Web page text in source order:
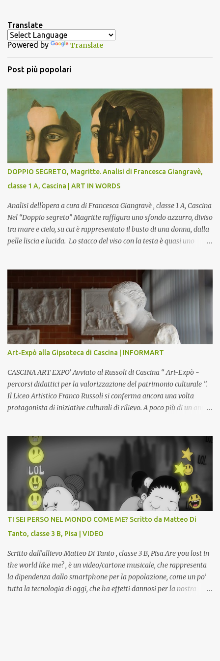
t
i
Translate
Powered by Translate
Post più popolari
DOPPIO SEGRETO, Magritte. Analisi di Francesca Giangravè,
classe 1 A, Cascina | ART IN WORDS
Analisi dell'opera a cura di Francesca Giangravè , classe 1 A, Cascina
Nel “Doppio segreto” Magritte raffigura uno sfondo azzurro, diviso
tra mare e cielo, su cui è rappresentato il busto di una donna, dalla
pelle liscia e lucida. Lo stacco del viso con la testa è quasi uno
un motivo che Magritte propone frequentemente nelle sue opere,
che in questo caso assumono un aspetto minaccioso, come se si
trattasse di un qualcosa di malinconico, sia per il colore che per la
consistenza del materiale. L’enigma che reca l’immagine, un volto
staccato, con uno sguardo fisso, il cui non si capisce se esso è un
uomo una donna, con l’espressione rigida. Magritte, il maestro
dello straniamento della visione, costruisce un’immagine tanto
meticolosa e nitida quanto assurda e inquietante. Uno
sdoppiamento del soggetto come spesso a...
Art-Expò alla Gipsoteca di Cascina | INFORMART
CASCINA ART EXPO' Avviato al Russoli di Cascina “ Art-Expò -
percorsi didattici per la valorizzazione del patrimonio culturale ”.
Il Liceo Artistico Franco Russoli si conferma ancora una volta
protagonista di iniziative culturali di rilievo. A poco più di un anno
valorizzazione del patrimonio storico artistico dell’ex Istituto
d’Arte, finanziato dal Miur a valere sui Bandi PON, che trasformerà
la Gipsoteca in un laboratorio didattico.Venti ragazzi del Liceo
potranno studiare e riscoprire: i Gessi storici dell’ex-Istituto d’Arte,
attualmente musealizzati nella Gipsoteca della Biblioteca
Comunale "Peppino Impastato" di Cascina. Quadri, disegni,
progetti di arredamento e di mobili, intarsi ed intagli lignei
da allievi e studenti dell’Istituto d’Arte durante il...
TI SEI PERSO NEL MONDO COME ME? Scritto da Matteo Di
Tanto, classe 3 B, Pisa | VIDEO
Scritto dall’allievo Matteo Di Tanto , classe 3 B, Pisa Are you lost in
the world like me? , è un video/cartone musicale, che rappresenta
la dipendenza dallo smartphone per la popolazione, come un po’
tutta la tecnologia di oggi, che ha effetti dannosi per la nostra